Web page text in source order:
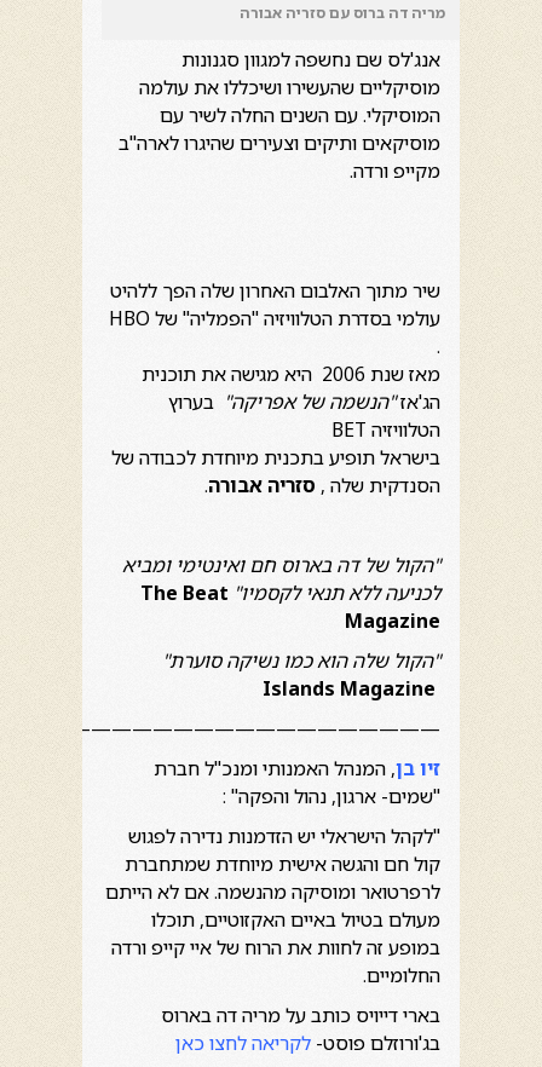
מריה דה ברוס עם סזריה אבורה
אנג'לס שם נחשפה למגוון סגנונות
מוסיקליים שהעשירו ושיכללו את עולמה
המוסיקלי. עם השנים החלה לשיר עם
מוסיקאים ותיקים וצעירים שהיגרו לארה"ב
מקייפ ורדה.
שיר מתוך האלבום האחרון שלה הפך ללהיט
עולמי בסדרת הטלוויזיה "הפמליה" של HBO
.
מאז שנת 2006 היא מגישה את תוכנית
הג'אז"הנשמה של אפריקה" בערוץ
הטלוויזיה BET
בישראל תופיע בתכנית מיוחדת לכבודה של
הסנדקית שלה , סזריה אבורה.
"הקול של דה בארוס חם ואינטימי ומביא
לכניעה ללא תנאי לקסמיו" The Beat
Magazine
"הקול שלה הוא כמו נשיקה סוערת"
Islands Magazine
————————————————————–
זיו בן, המנהל האמנותי ומנכ"ל חברת
"שמים- ארגון, נהול והפקה" :
"לקהל הישראלי יש הזדמנות נדירה לפגוש
קול חם והגשה אישית מיוחדת שמתחברת
לרפרטואר ומוסיקה מהנשמה. אם לא הייתם
מעולם בטיול באיים האקזוטיים, תוכלו
במופע זה לחוות את הרוח של איי קייפ ורדה
החלומיים.
בארי דייויס כותב על מריה דה בארוס
בג'ורוזלם פוסט- לקריאה לחצו כאן